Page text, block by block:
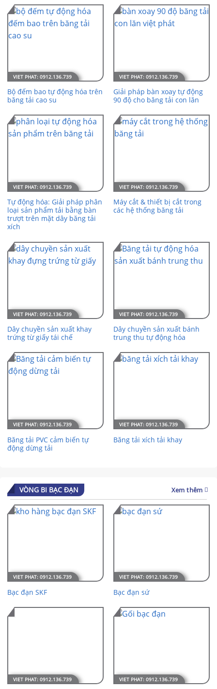
Bộ đếm bao tự động hóa trên
băng tải cao su
Giải pháp bàn xoay tự động
90 độ cho băng tải con lăn
Tự động hóa: Giải pháp phân
loại sản phẩm tải bằng bàn
trượt trên mặt dây băng tải
xích
Máy cắt & thiết bị cắt trong
các hệ thống băng tải
Dây chuyền sản xuất khay
trứng từ giấy tái chế
Dây chuyền sản xuất bánh
trung thu tự động hóa
Băng tải PVC cảm biến tự
động dừng tải
Băng tải xích tải khay
VÒNG BI BẠC ĐẠN Xem thêm
Bạc đạn SKF Bạc đạn sứ